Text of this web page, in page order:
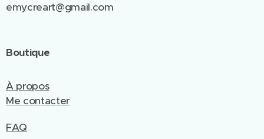
emycreart@gmail.com
Boutique
À propos
Me contacter
FAQ